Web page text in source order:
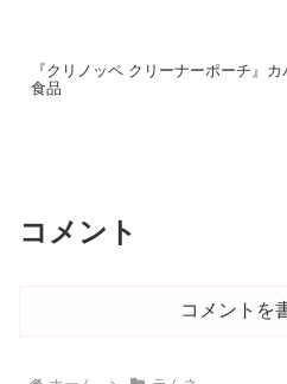
『クリノッペ クリーナーポーチ』カ
食品
コメント
コメントを